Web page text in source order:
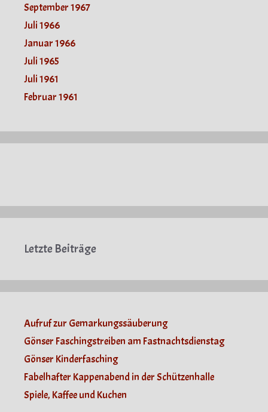
September 1967
Juli 1966
Januar 1966
Juli 1965
Juli 1961
Februar 1961
Letzte Beiträge
Aufruf zur Gemarkungssäuberung
Gönser Faschingstreiben am Fastnachtsdienstag
Gönser Kinderfasching
Fabelhafter Kappenabend in der Schützenhalle
Spiele, Kaffee und Kuchen